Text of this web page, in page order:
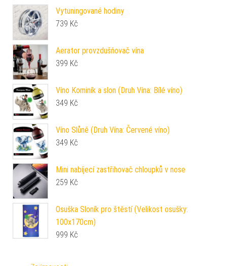
Vytuningované hodiny
739 Kč
Aerator provzdušňovač vína
399 Kč
Víno Kominík a slon (Druh Vína: Bílé víno)
349 Kč
Víno Slůně (Druh Vína: Červené víno)
349 Kč
Mini nabíjecí zastřihovač chloupků v nose
259 Kč
Osuška Sloník pro štěstí (Velikost osušky:
100x170cm)
999 Kč